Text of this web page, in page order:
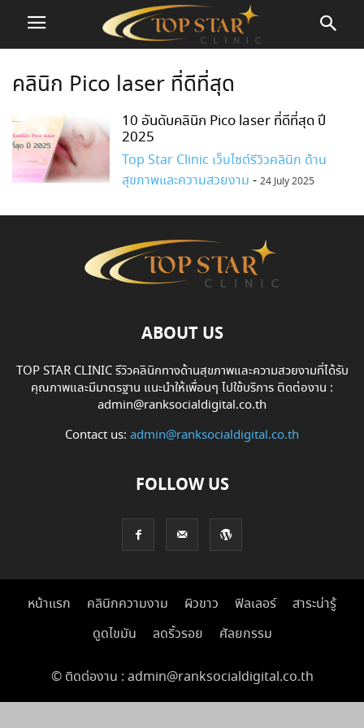
คลินิก Pico laser ที่ดีที่สุด
10 อันดับคลินิก Pico laser ที่ดีที่สุด ปี
2025
Top Star Clinic เว็บไซต์รีวิวคลินิก ด้าน
สุขภาพและความสวยงาม - 24 July 2025
ABOUT US
TOP STAR CLINIC รีวิวคลินิกทางด้านสุขภาพและความสวยงามที่ได้รับ
คุณภาพและมีมาตรฐาน แนะนำให้เพื่อนๆ ไปใช้บริการ ติดต่องาน :
admin@ranksocialdigital.co.th
Contact us: admin@ranksocialdigital.co.th
FOLLOW US
หน้าแรก คลินิกความงาม ผิวขาว ฟิลเลอร์
สาระน่ารู้
ดูดไขมัน
ลดริ้วรอย ศัลยกรรม
© ติดต่องาน : admin@ranksocialdigital.co.th